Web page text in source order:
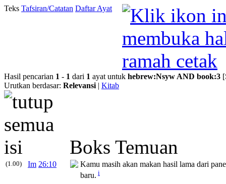
Teks Tafsiran/Catatan Daftar Ayat
Hasil pencarian 1 - 1 dari 1 ayat untuk hebrew:Nsyw AND book:3
Urutkan berdasar: Relevansi | Kitab
Boks Temuan
(1.00) Im 26:10
Kamu masih akan makan hasil lama dari
baru. i